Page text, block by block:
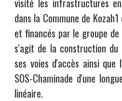
dans la Commune de
et financés par le groupe
s'agit de la construction du
ses voies d'accès ainsi
SOS-Chaminade d'une
linéaire.